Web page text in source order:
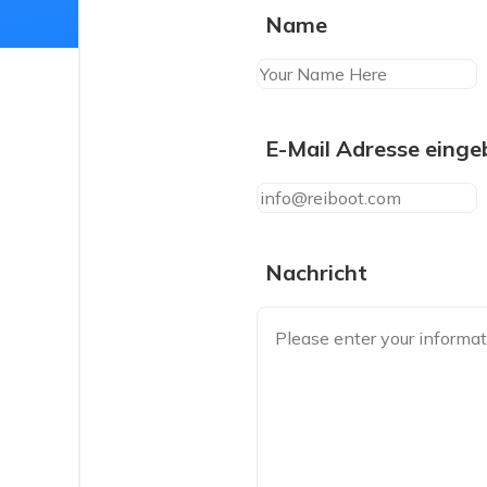
Name
E-Mail Adresse
Nachricht